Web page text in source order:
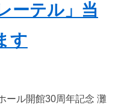
ーテル」当
す
ール開館30周年記念 灘